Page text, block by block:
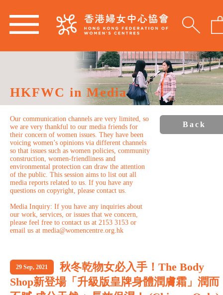
HKFWC in Media
Our communication channels are very limited, so
we are very thankful to our media friends for
their concern of women issues. They have been
voicing women’s opinions via different channels
so that issues such as women policies, community
construction, women-friendliness and
environmental protection can draw the attention
of the public. This session aims to list out all
media reports related to us. If you have any
questions on copyright, please contact us.
Media Inquiry: If you have any inquiries about
our work, services, or issues that we concern,
please feel free to contact us at 2153 3153 or
email us at media@womencentre.org.hk
Back
29 Sep, 2021
秋冬乾物女必入手！The Body
Shop新登場「升級版皇牌身體潤膚霜」潤而